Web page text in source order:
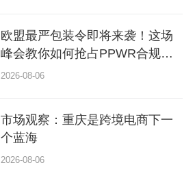
欧盟最严包装令即将来袭！这场
峰会教你如何抢占PPWR合规先
机
2026-08-06
市场观察：重庆是跨境电商下一
个蓝海
2026-08-06